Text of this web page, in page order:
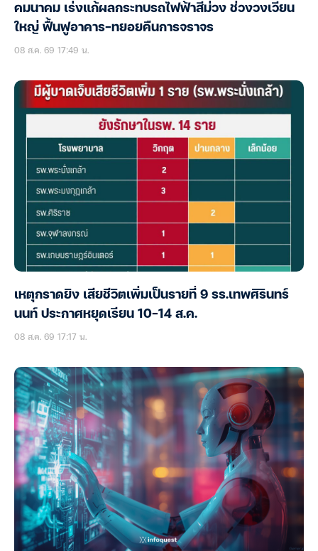
คมนาคม เร่งแก้ผลกระทบรถไฟฟ้าสีม่วง ช่วงวงเวียน
ใหญ่ ฟื้นฟูอาคาร-ทยอยคืนการจราจร
08 ส.ค. 69 17:49 น.
เหตุกราดยิง เสียชีวิตเพิ่มเป็นรายที่ 9 รร.เทพศิรินทร์
นนท์ ประกาศหยุดเรียน 10-14 ส.ค.
08 ส.ค. 69 17:17 น.